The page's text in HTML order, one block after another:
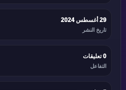
29 أغسطس 2024
تاريخ النشر
0 تعليقات
التفاعل